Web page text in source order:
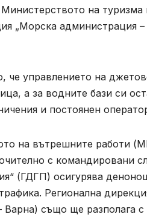
на туризма
„Морска администрация –
че управлението на
а за водните бази си
и постоянен
на вътрешните работи
с командировани
(ГДГП) осигурява
Регионална
също ще разполага